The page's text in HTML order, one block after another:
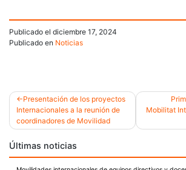
Publicado el diciembre 17, 2024
Publicado en Noticias
Navegación
de
entradas
Presentación de los proyectos
Internacionales a la reunión de
coordinadores de Movilidad
Mobilitat
Últimas noticias